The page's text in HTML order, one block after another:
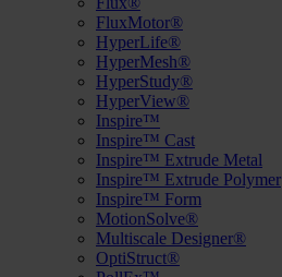
FluxMotor®
HyperLife®
HyperMesh®
HyperStudy®
HyperView®
Inspire™
Inspire™ Cast
Inspire™ Extrude Metal
Inspire™ Extrude Polymer
Inspire™ Form
MotionSolve®
Multiscale Designer®
OptiStruct®